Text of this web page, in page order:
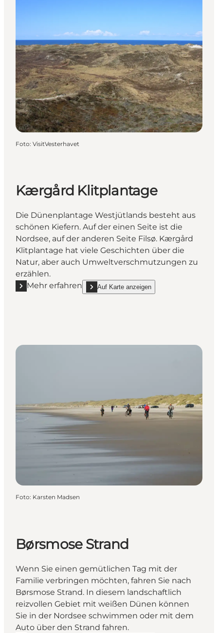
Foto: VisitVesterhavet
Kærgård Klitplantage
Die Dünenplantage Westjütlands besteht aus
schönen Kiefern. Auf der einen Seite ist die
Nordsee, auf der anderen Seite Filsø. Kærgård
Klitplantage hat viele Geschichten über die
Natur, aber auch Umweltverschmutzungen zu
erzählen.
Mehr erfahren
Mehr erfahren "Kærgård Klitplantage"
Auf Karte anzeigen
show Kærgård Klitplantage on_map
Foto: Karsten Madsen
Børsmose Strand
Wenn Sie einen gemütlichen Tag mit der
Familie verbringen möchten, fahren Sie nach
Børsmose Strand. In diesem landschaftlich
reizvollen Gebiet mit weißen Dünen können
Sie in der Nordsee schwimmen oder mit dem
Auto über den Strand fahren.